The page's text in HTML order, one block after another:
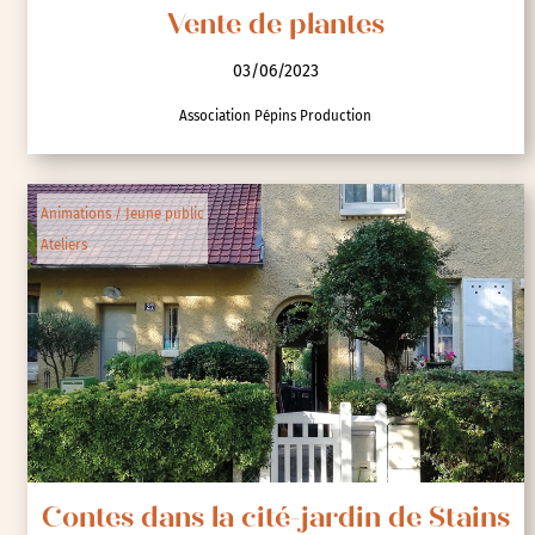
Vente de plantes
03/06/2023
Association Pépins Production
Animations / Jeune public
Ateliers
Contes dans la cité-jardin de Stains